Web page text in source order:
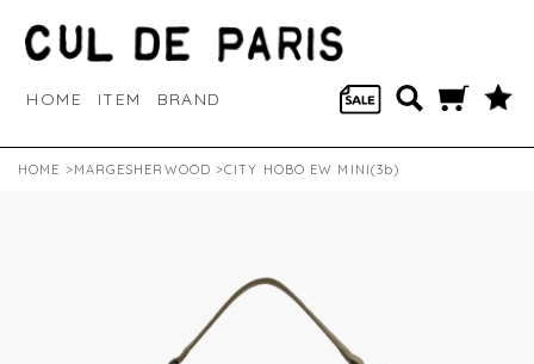
HOME ITEM BRAND
HOME >MARGESHERWOOD >CITY HOBO EW MINI(3b)